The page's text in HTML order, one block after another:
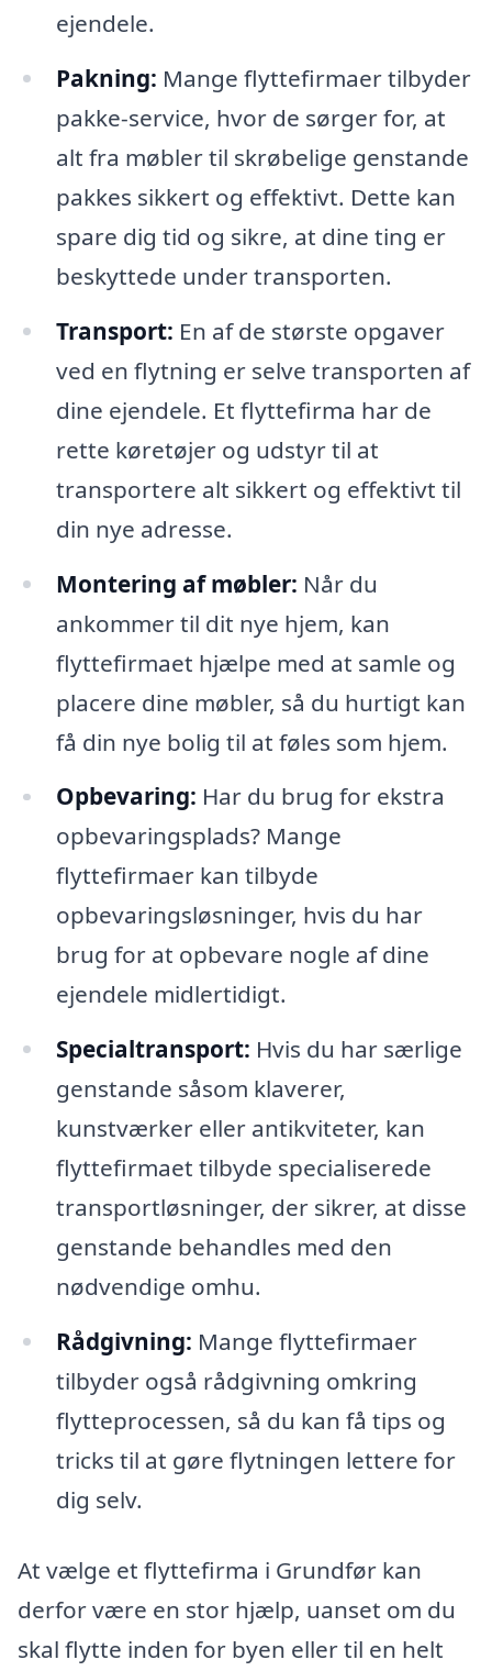
ejendele.
Pakning: Mange flyttefirmaer tilbyder
pakke-service, hvor de sørger for, at
alt fra møbler til skrøbelige genstande
pakkes sikkert og effektivt. Dette kan
spare dig tid og sikre, at dine ting er
beskyttede under transporten.
Transport: En af de største opgaver
ved en flytning er selve transporten af
dine ejendele. Et flyttefirma har de
rette køretøjer og udstyr til at
transportere alt sikkert og effektivt til
din nye adresse.
Montering af møbler: Når du
ankommer til dit nye hjem, kan
flyttefirmaet hjælpe med at samle og
placere dine møbler, så du hurtigt kan
få din nye bolig til at føles som hjem.
Opbevaring: Har du brug for ekstra
opbevaringsplads? Mange
flyttefirmaer kan tilbyde
opbevaringsløsninger, hvis du har
brug for at opbevare nogle af dine
ejendele midlertidigt.
Specialtransport: Hvis du har særlige
genstande såsom klaverer,
kunstværker eller antikviteter, kan
flyttefirmaet tilbyde specialiserede
transportløsninger, der sikrer, at disse
genstande behandles med den
nødvendige omhu.
Rådgivning: Mange flyttefirmaer
tilbyder også rådgivning omkring
flytteprocessen, så du kan få tips og
tricks til at gøre flytningen lettere for
dig selv.
At vælge et flyttefirma i Grundfør kan
derfor være en stor hjælp, uanset om du
skal flytte inden for byen eller til en helt